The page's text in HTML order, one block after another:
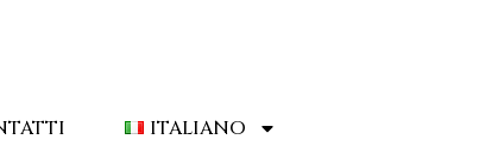
ITALIANO